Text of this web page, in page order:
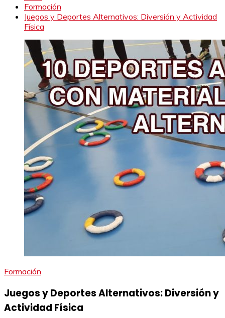
Formación
Juegos y Deportes Alternativos: Diversión y Actividad
Física
Formación
Juegos y Deportes Alternativos: Diversión y
Actividad Física